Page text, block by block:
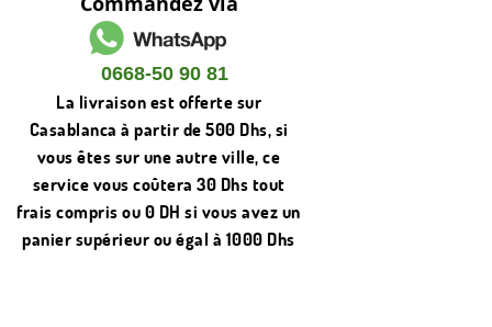
0668-50 90 81
La livraison est offerte sur
Casablanca à partir de 500 Dhs, si
vous êtes sur une autre ville, ce
service vous coûtera 30 Dhs tout
frais compris ou 0 DH si vous avez un
panier supérieur ou égal à 1000 Dhs